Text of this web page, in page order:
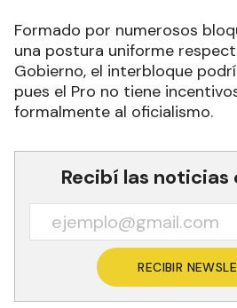
Formado por numerosos
una postura uniforme
Gobierno, el interbloque
pues el Pro no tiene
formalmente al oficialismo.
Recibí las noticias
RECIBIR